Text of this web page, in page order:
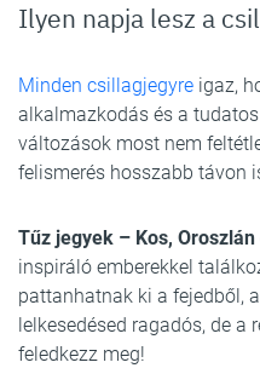
Ilyen napja lesz a
Minden csillagjegyre igaz,
alkalmazkodás és a
változások most nem
felismerés hosszabb távon
Tűz jegyek – Kos, Oroszlán
inspiráló emberekkel
pattanhatnak ki a fejedből,
lelkesedésed ragadós, de a
feledkezz meg!